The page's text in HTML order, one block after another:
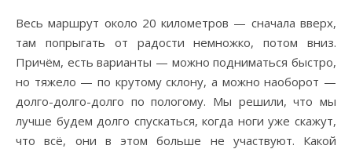
Весь маршрут около 20 километров — сначала вверх,
там попрыгать от радости немножко, потом вниз.
Причём, есть варианты — можно подниматься быстро,
но тяжело — по крутому склону, а можно наоборот —
долго-долго-долго по пологому. Мы решили, что мы
лучше будем долго спускаться, когда ноги уже скажут,
что всё, они в этом больше не участвуют. Какой